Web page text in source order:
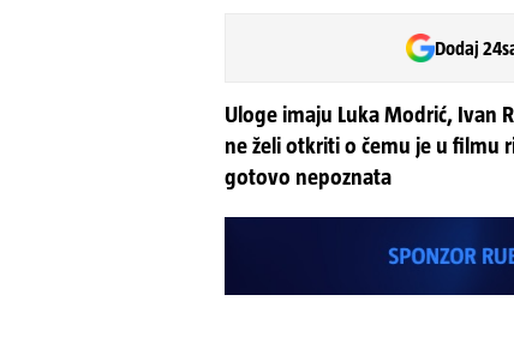
Dodaj
Uloge imaju Luka Modrić, Ivan
ne želi otkriti o čemu je u filmu
gotovo nepoznata